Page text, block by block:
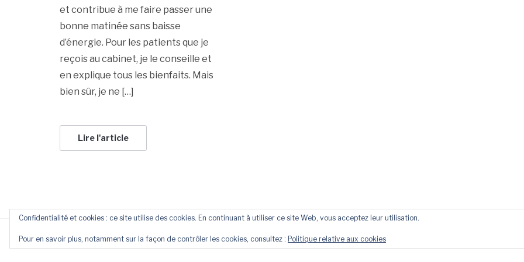
et contribue à me faire passer une
bonne matinée sans baisse
d’énergie. Pour les patients que je
reçois au cabinet, je le conseille et
en explique tous les bienfaits. Mais
bien sûr, je ne […]
Lire l'article
COPYRIGHT © 2026 NUTRIVIE - NUTRITION ET SANTÉ
Confidentialité et cookies : ce site utilise des cookies. En continuant à utiliser ce site Web, vous acceptez leur utilisation.
Pour en savoir plus, notamment sur la façon de contrôler les cookies, consultez : Politique relative aux cookies